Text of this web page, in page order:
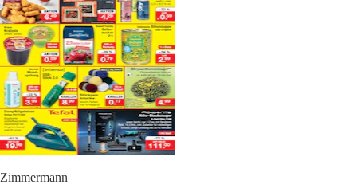
Zimmermann